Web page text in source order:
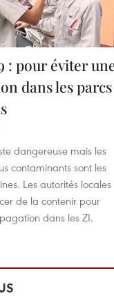
: pour éviter
dans les parcs
dangereuse mais les
contaminants sont les
Les autorités locales
de la contenir pour
dans les ZI.